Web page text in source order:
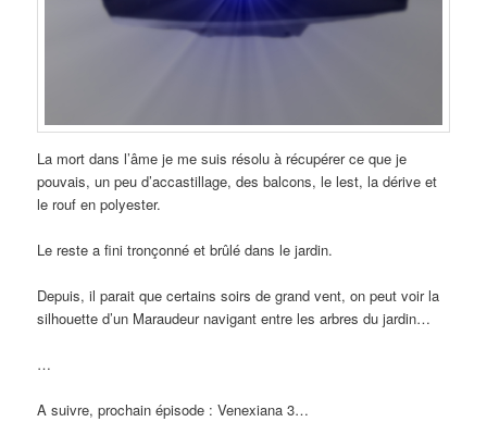
La mort dans l’âme je me suis résolu à récupérer ce que je
pouvais, un peu d’accastillage, des balcons, le lest, la dérive et
le rouf en polyester.
Le reste a fini tronçonné et brûlé dans le jardin.
Depuis, il parait que certains soirs de grand vent, on peut voir la
silhouette d’un Maraudeur navigant entre les arbres du jardin…
…
A suivre, prochain épisode : Venexiana 3…